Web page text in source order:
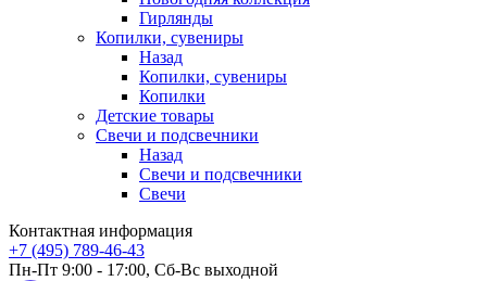
Гирлянды
Копилки, сувениры
Назад
Копилки, сувениры
Копилки
Детские товары
Свечи и подсвечники
Назад
Свечи и подсвечники
Свечи
Контактная информация
+7 (495) 789-46-43
Пн-Пт 9:00 - 17:00, Сб-Вс выходной